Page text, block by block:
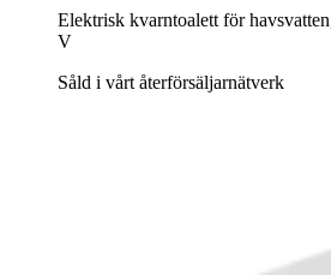
Elektrisk kvarntoalett för
V
Såld i vårt återförsäljarnätverk